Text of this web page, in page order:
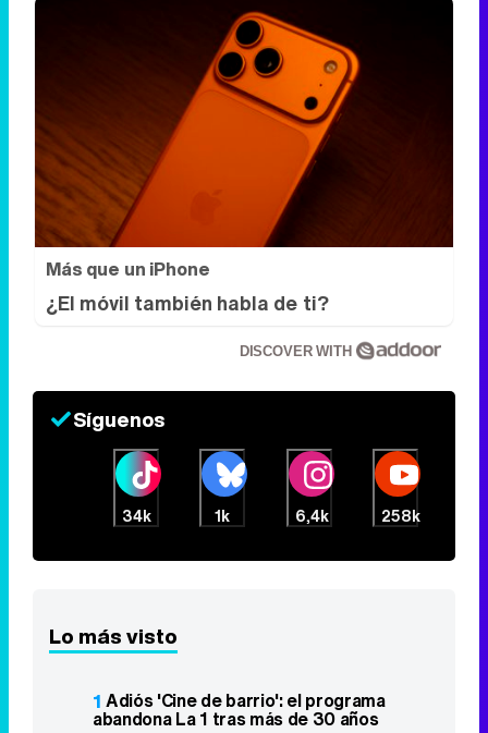
Más que un iPhone
¿El móvil también habla de ti?
DISCOVER WITH
Síguenos
34k 1k 6,4k 258k
Lo más visto
1 Adiós 'Cine de barrio': el programa
abandona La 1 tras más de 30 años